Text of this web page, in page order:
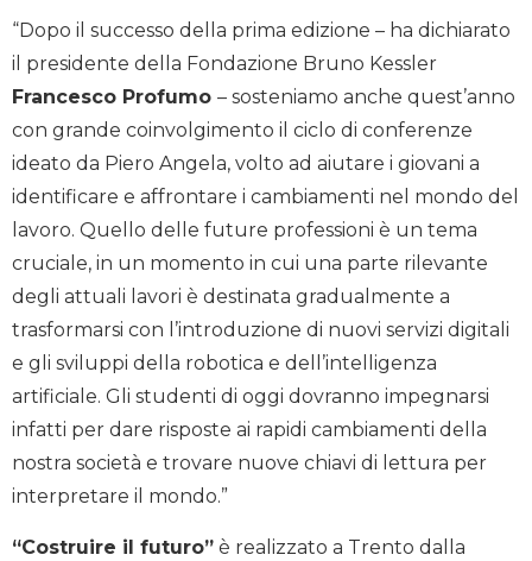
“Dopo il successo della prima edizione – ha dichiarato
il presidente della Fondazione Bruno Kessler
Francesco Profumo – sosteniamo anche quest’anno
con grande coinvolgimento il ciclo di conferenze
ideato da Piero Angela, volto ad aiutare i giovani a
identificare e affrontare i cambiamenti nel mondo del
lavoro. Quello delle future professioni è un tema
cruciale, in un momento in cui una parte rilevante
degli attuali lavori è destinata gradualmente a
trasformarsi con l’introduzione di nuovi servizi digitali
e gli sviluppi della robotica e dell’intelligenza
artificiale. Gli studenti di oggi dovranno impegnarsi
infatti per dare risposte ai rapidi cambiamenti della
nostra società e trovare nuove chiavi di lettura per
interpretare il mondo.”
“Costruire il futuro” è realizzato a Trento dalla